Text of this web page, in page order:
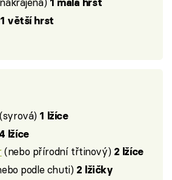
1 malá hrst
1 větší hrst
1 lžíce
4 lžíce
(nebo přírodní třtinový) 2 lžíce
podle chuti) 2 lžičky